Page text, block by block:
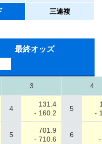
三連複
最終オッズ
3 4
4
131.4
- 160.2
5
-
5
701.9
- 710.6
6